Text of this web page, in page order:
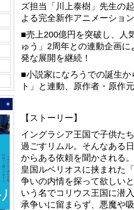
ズ担当「川上泰樹」先生の
よる完全新作アニメーショ
■売上200億円を突破し、人
ゅう」2周年との連動企画
発な展開を継続！
■小説家になろうでの誕生
ト」と連動、原作者・原作
【ストーリー】
イングラシア王国で子供た
過ごすリムル。そんなある
からある依頼を聞かされる
皇国ルベリオスに挟まれた
争いの内情を探って欲しい
いう名でコリウス王国に潜
承争いに留まらず、悪魔や